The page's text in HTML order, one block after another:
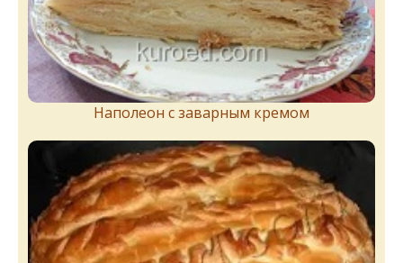
Наполеон с заварным кремом